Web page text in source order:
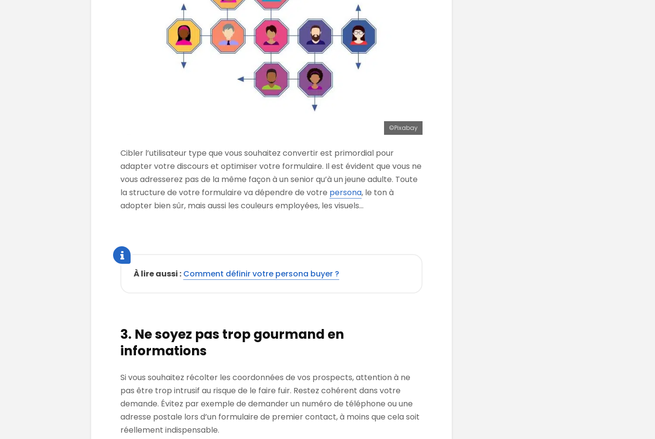
©Pixabay
Cibler l’utilisateur type que vous souhaitez convertir est primordial pour
adapter votre discours et optimiser votre formulaire. Il est évident que vous ne
vous adresserez pas de la même façon à un senior qu’à un jeune adulte. Toute
la structure de votre formulaire va dépendre de votre persona, le ton à
adopter bien sûr, mais aussi les couleurs employées, les visuels…
À lire aussi : Comment définir votre persona buyer ?
3. Ne soyez pas trop gourmand en
informations
Si vous souhaitez récolter les coordonnées de vos prospects, attention à ne
pas être trop intrusif au risque de le faire fuir. Restez cohérent dans votre
demande. Évitez par exemple de demander un numéro de téléphone ou une
adresse postale lors d’un formulaire de premier contact, à moins que cela soit
réellement indispensable.